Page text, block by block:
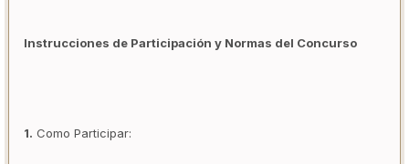
Instrucciones de Participación y Normas del Concurso
1. Como Participar: